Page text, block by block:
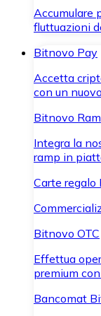
Accumulare
fluttuazioni
Bitnovo Pay
Accetta
con un
Bitnovo
Integra la
ramp in
Carte regalo
Bitnovo OTC
Effettua
premium
Bancomat